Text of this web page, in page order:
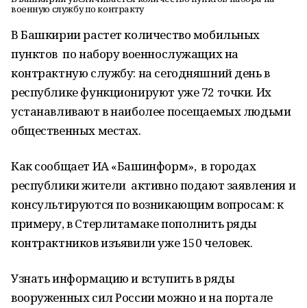
военную службу по контракту
В Башкирии растет количество мобильных
пунктов по набору военнослужащих на
контрактную службу: на сегодняшний день в
республике функционируют уже 72 точки. Их
устанавливают в наиболее посещаемых людьми
общественных местах.
Как сообщает ИА «Башинформ», в городах
республики жители активно подают заявления и
консультируются по возникающим вопросам: к
примеру, в Стерлитамаке пополнить ряды
контрактников изъявили уже 150 человек.
Узнать информацию и вступить в ряды
вооруженных сил России можно и на портале